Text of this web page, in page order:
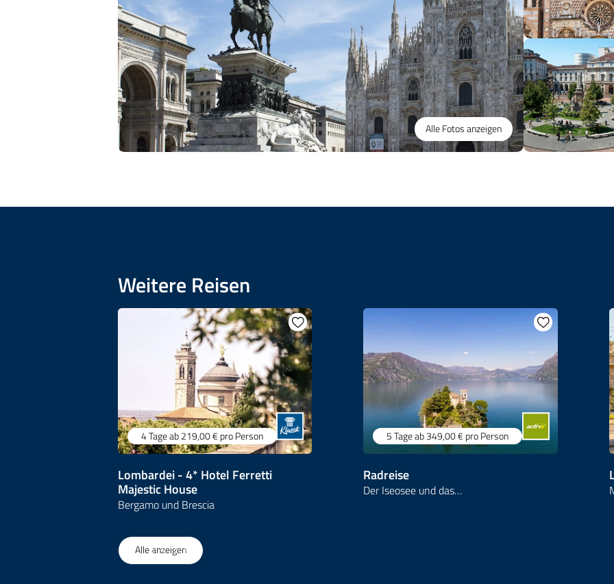
Alle Fotos anzeigen
Weitere Reisen
4 Tageab 219,00 € pro Person
Lombardei - 4* Hotel Ferretti
Majestic House
Bergamo und Brescia
5 Tageab 349,00 € pro Person
Radreise
Der Iseosee und das…
1 18
Alle anzeigen